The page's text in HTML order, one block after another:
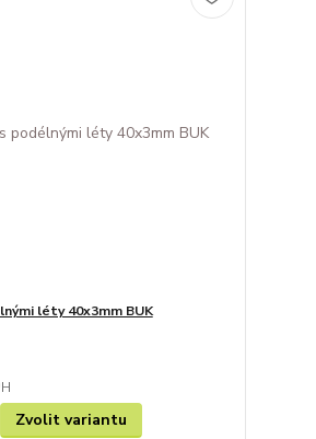
léty 40x3mm BUK
Zvolit variantu